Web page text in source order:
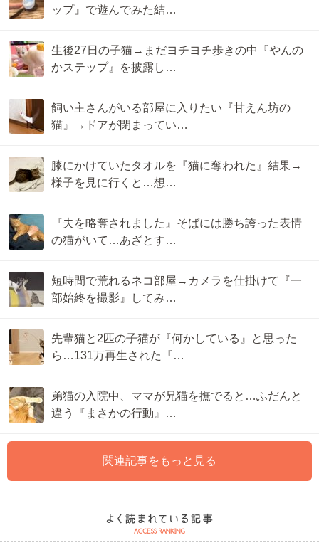
ップ』で遊んでみた結…
生後27日の子猫→まだヨチヨチ歩きの中『やんの
かステップ』を披露し…
飼い主さんがいる部屋に入りたい『甘えん坊の
猫』→ドアが閉まってい…
膝にかけていたタオルを『猫に奪われた』結果→
様子を見に行くと…想…
『夫を略奪されました』そばには勝ち誇った表情
の猫がいて…あざとす…
短時間で荒れるネコ部屋→カメラを仕掛けて『一
部始終を撮影』してみ…
先輩猫と2匹の子猫が『何かしている』と思った
ら…131万再生された『…
弟猫の入院中、ママが兄猫を撫でると…ふだんと
違う『まさかの行動』…
関連記事をもっと見る